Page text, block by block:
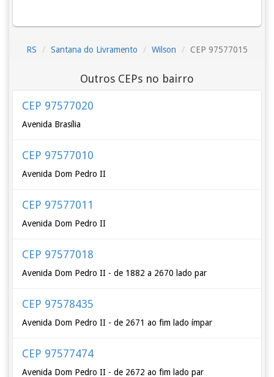
RS Santana do Livramento Wilson CEP 97577015
Outros CEPs no bairro
CEP 97577020
Avenida Brasília
CEP 97577010
Avenida Dom Pedro II
CEP 97577011
Avenida Dom Pedro II
CEP 97577018
Avenida Dom Pedro II - de 1882 a 2670 lado par
CEP 97578435
Avenida Dom Pedro II - de 2671 ao fim lado ímpar
CEP 97577474
Avenida Dom Pedro II - de 2672 ao fim lado par